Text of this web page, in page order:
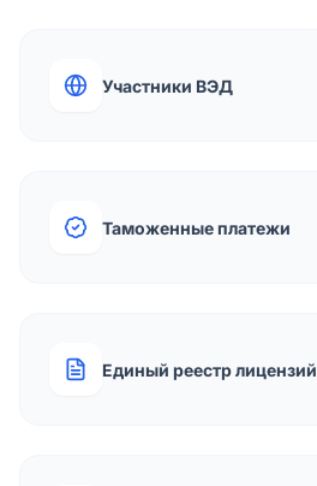
Участники ВЭД
Таможенные платежи
Единый реестр лицензий